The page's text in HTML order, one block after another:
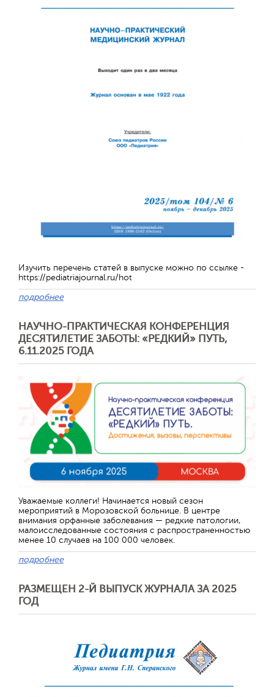
Изучить перечень статей в выпуске можно по ссылке -
https://pediatriajournal.ru/hot
подробнее
НАУЧНО-ПРАКТИЧЕСКАЯ КОНФЕРЕНЦИЯ
ДЕСЯТИЛЕТИЕ ЗАБОТЫ: «РЕДКИЙ» ПУТЬ,
6.11.2025 ГОДА
Уважаемые коллеги! Начинается новый сезон
мероприятий в Морозовской больнице. В центре
внимания орфанные заболевания — редкие патологии,
малоисследованные состояния с распространенностью
менее 10 случаев на 100 000 человек.
подробнее
РАЗМЕЩЕН 2-Й ВЫПУСК ЖУРНАЛА ЗА 2025
ГОД
Отправить